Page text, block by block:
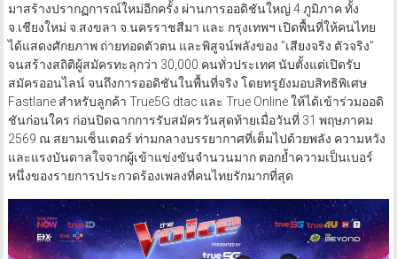
มาสร้างปรากฏการณ์ใหม่อีกครั้ง ผ่านการออดิชันใหญ่ 4 ภูมิภาค ทั้ง
จ.เชียงใหม่ จ.สงขลา จ.นครราชสีมา และ กรุงเทพฯ เปิดพื้นที่ให้คนไทย
ได้แสดงศักยภาพ ถ่ายทอดตัวตน และพิสูจน์พลังของ “เสียงจริง ตัวจริง”
จนสร้างสถิติผู้สมัครทะลุกว่า 30,000 คนทั่วประเทศ นับตั้งแต่เปิดรับ
สมัครออนไลน์ จนถึงการออดิชันในพื้นที่จริง โดยทรูยังมอบสิทธิพิเศษ
Fastlane สำหรับลูกค้า True5G dtac และ True Online ให้ได้เข้าร่วมออดิ
ชันก่อนใคร ก่อนปิดฉากการรับสมัครวันสุดท้ายเมื่อวันที่ 31 พฤษภาคม
2569 ณ สยามเซ็นเตอร์ ท่ามกลางบรรยากาศที่เต็มไปด้วยพลัง ความหวัง
และแรงบันดาลใจจากผู้เข้าแข่งขันจำนวนมาก ตอกย้ำความเป็นเบอร์
หนึ่งของรายการประกวดร้องเพลงที่คนไทยรักมากที่สุด